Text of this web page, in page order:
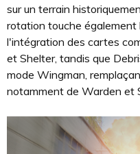
sur un terrain
rotation touche également
l'intégration des cartes
et Shelter, tandis que
mode Wingman,
notamment de Warden et